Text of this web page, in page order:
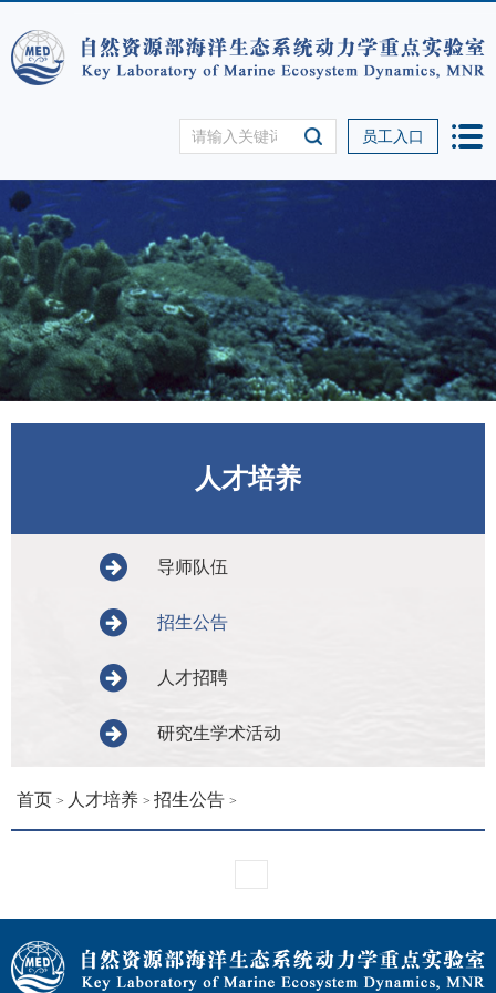
员工入口
人才培养
导师队伍
招生公告
人才招聘
研究生学术活动
首页 > 人才培养 > 招生公告 >